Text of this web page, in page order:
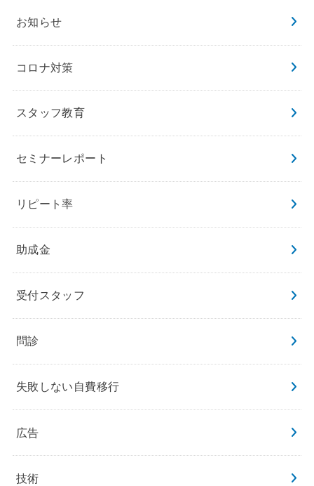
お知らせ
コロナ対策
スタッフ教育
セミナーレポート
リピート率
助成金
受付スタッフ
問診
失敗しない自費移行
広告
技術